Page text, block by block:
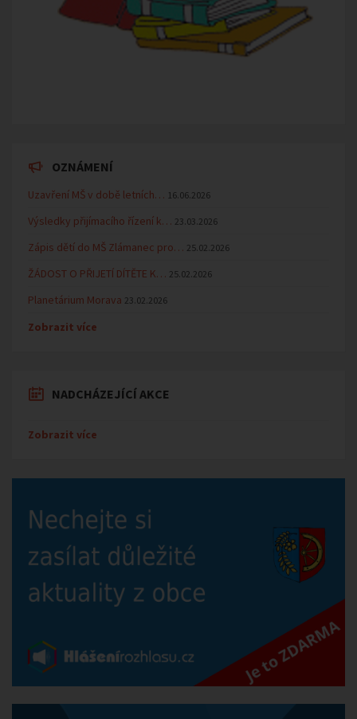
OZNÁMENÍ
Uzavření MŠ v době letních… 16.06.2026
Výsledky přijímacího řízení k… 23.03.2026
Zápis dětí do MŠ Zlámanec pro… 25.02.2026
ŽÁDOST O PŘIJETÍ DÍTĚTE K… 25.02.2026
Planetárium Morava 23.02.2026
Zobrazit více
NADCHÁZEJÍCÍ AKCE
Zobrazit více